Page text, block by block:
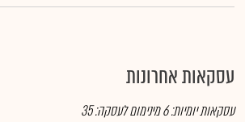
עסקאות אחרונות
עסקאות יומיות:6מינימום לעסקה:35